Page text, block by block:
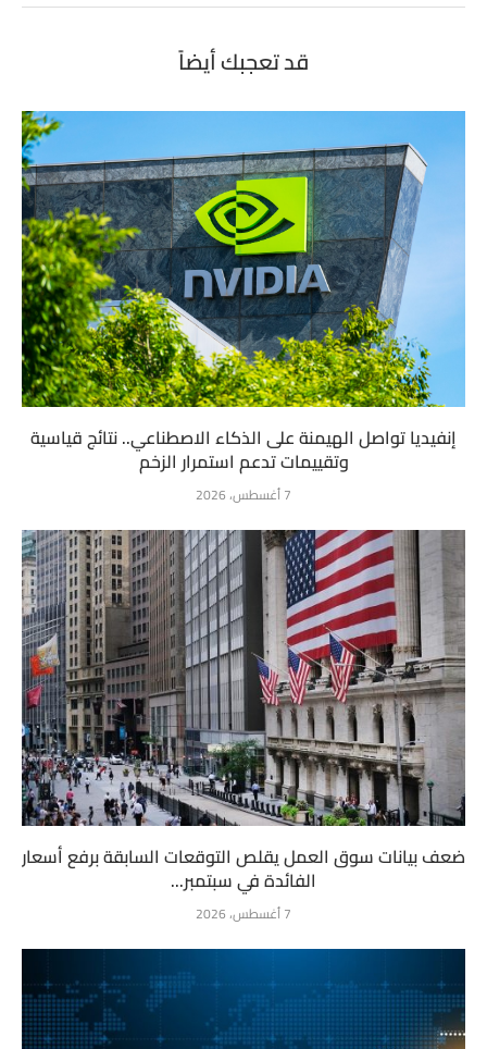
قد تعجبك أيضاً
إنفيديا تواصل الهيمنة على الذكاء الاصطناعي.. نتائج قياسية
وتقييمات تدعم استمرار الزخم
7 أغسطس، 2026
ضعف بيانات سوق العمل يقلص التوقعات السابقة برفع أسعار
الفائدة في سبتمبر...
7 أغسطس، 2026